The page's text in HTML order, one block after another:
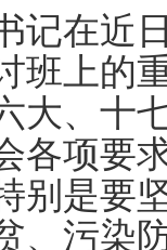
在近日
班上的
大、十
各项要
别是要
、污染